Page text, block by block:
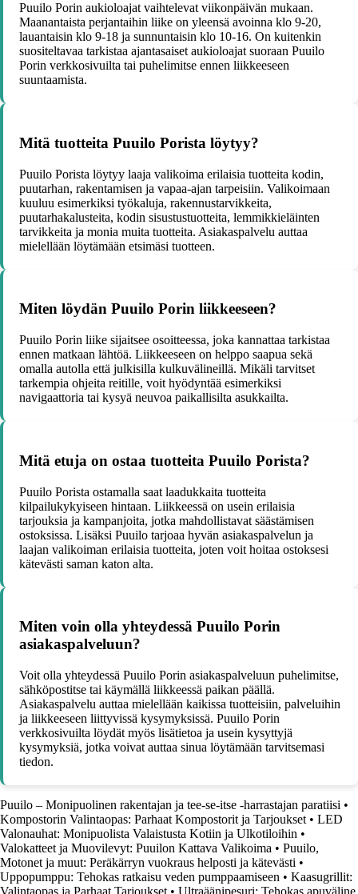
Puuilo Porin aukioloajat vaihtelevat viikonpäivän mukaan.
Maanantaista perjantaihin liike on yleensä avoinna klo 9-20,
lauantaisin klo 9-18 ja sunnuntaisin klo 10-16. On kuitenkin
suositeltavaa tarkistaa ajantasaiset aukioloajat suoraan Puuilo
Porin verkkosivuilta tai puhelimitse ennen liikkeeseen
suuntaamista.
Mitä tuotteita Puuilo Porista löytyy?
Puuilo Porista löytyy laaja valikoima erilaisia tuotteita kodin,
puutarhan, rakentamisen ja vapaa-ajan tarpeisiin. Valikoimaan
kuuluu esimerkiksi työkaluja, rakennustarvikkeita,
puutarhakalusteita, kodin sisustustuotteita, lemmikkieläinten
tarvikkeita ja monia muita tuotteita. Asiakaspalvelu auttaa
mielellään löytämään etsimäsi tuotteen.
Miten löydän Puuilo Porin liikkeeseen?
Puuilo Porin liike sijaitsee osoitteessa, joka kannattaa tarkistaa
ennen matkaan lähtöä. Liikkeeseen on helppo saapua sekä
omalla autolla että julkisilla kulkuvälineillä. Mikäli tarvitset
tarkempia ohjeita reitille, voit hyödyntää esimerkiksi
navigaattoria tai kysyä neuvoa paikallisilta asukkailta.
Mitä etuja on ostaa tuotteita Puuilo Porista?
Puuilo Porista ostamalla saat laadukkaita tuotteita
kilpailukykyiseen hintaan. Liikkeessä on usein erilaisia
tarjouksia ja kampanjoita, jotka mahdollistavat säästämisen
ostoksissa. Lisäksi Puuilo tarjoaa hyvän asiakaspalvelun ja
laajan valikoiman erilaisia tuotteita, joten voit hoitaa ostoksesi
kätevästi saman katon alta.
Miten voin olla yhteydessä Puuilo Porin
asiakaspalveluun?
Voit olla yhteydessä Puuilo Porin asiakaspalveluun puhelimitse,
sähköpostitse tai käymällä liikkeessä paikan päällä.
Asiakaspalvelu auttaa mielellään kaikissa tuotteisiin, palveluihin
ja liikkeeseen liittyvissä kysymyksissä. Puuilo Porin
verkkosivuilta löydät myös lisätietoa ja usein kysyttyjä
kysymyksiä, jotka voivat auttaa sinua löytämään tarvitsemasi
tiedon.
Puuilo – Monipuolinen rakentajan ja tee-se-itse -harrastajan paratiisi •
Kompostorin Valintaopas: Parhaat Kompostorit ja Tarjoukset • LED
Valonauhat: Monipuolista Valaistusta Kotiin ja Ulkotiloihin •
Valokatteet ja Muovilevyt: Puuilon Kattava Valikoima • Puuilo,
Motonet ja muut: Peräkärryn vuokraus helposti ja kätevästi •
Uppopumppu: Tehokas ratkaisu veden pumppaamiseen • Kaasugrillit:
Valintaopas ja Parhaat Tarjoukset • Ultraäänipesuri: Tehokas apuväline